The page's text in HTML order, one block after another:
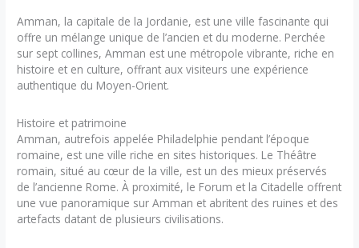
Amman, la capitale de la Jordanie, est une ville fascinante qui
offre un mélange unique de l’ancien et du moderne. Perchée
sur sept collines, Amman est une métropole vibrante, riche en
histoire et en culture, offrant aux visiteurs une expérience
authentique du Moyen-Orient.
Histoire et patrimoine
Amman, autrefois appelée Philadelphie pendant l’époque
romaine, est une ville riche en sites historiques. Le Théâtre
romain, situé au cœur de la ville, est un des mieux préservés
de l’ancienne Rome. À proximité, le Forum et la Citadelle offrent
une vue panoramique sur Amman et abritent des ruines et des
artefacts datant de plusieurs civilisations.